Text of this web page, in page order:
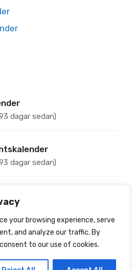
your browsing experience, serve
and analyze our traffic. By
to our use of cookies.
dagar sedan)
dagar sedan)
dagar sedan)
Aston Martin DB5
dagar sedan)